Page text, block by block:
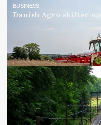
BUSINESS
Danish Agro skifter